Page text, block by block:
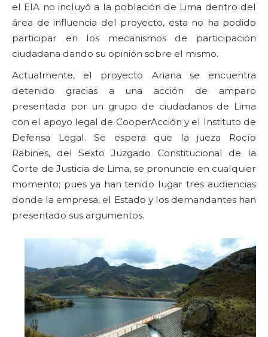
el EIA no incluyó a la población de Lima dentro del
área de influencia del proyecto, esta no ha podido
participar en los mecanismos de participación
ciudadana dando su opinión sobre el mismo.
Actualmente, el proyecto Ariana se encuentra
detenido gracias a una acción de amparo
presentada por un grupo de ciudadanos de Lima
con el apoyo legal de CooperAcción y el Instituto de
Defensa Legal. Se espera que la jueza Rocío
Rabines, del Sexto Juzgado Constitucional de la
Corte de Justicia de Lima, se pronuncie en cualquier
momento; pues ya han tenido lugar tres audiencias
donde la empresa, el Estado y los demandantes han
presentado sus argumentos.